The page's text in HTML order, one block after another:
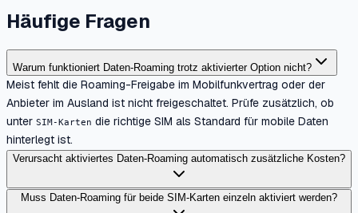
Häufige Fragen
Warum funktioniert Daten-Roaming trotz aktivierter Option nicht?
Meist fehlt die Roaming-Freigabe im Mobilfunkvertrag oder der
Anbieter im Ausland ist nicht freigeschaltet. Prüfe zusätzlich, ob
unter SIM-Karten die richtige SIM als Standard für mobile Daten
hinterlegt ist.
Verursacht aktiviertes Daten-Roaming automatisch zusätzliche Kosten?
Muss Daten-Roaming für beide SIM-Karten einzeln aktiviert werden?